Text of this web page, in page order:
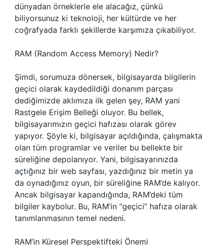
dünyadan örneklerle ele alacağız, çünkü
biliyorsunuz ki teknoloji, her kültürde ve her
coğrafyada farklı şekillerde karşımıza çıkabiliyor.
RAM (Random Access Memory) Nedir?
Şimdi, sorumuza dönersek, bilgisayarda bilgilerin
geçici olarak kaydedildiği donanım parçası
dediğimizde aklımıza ilk gelen şey, RAM yani
Rastgele Erişim Belleği oluyor. Bu bellek,
bilgisayarımızın geçici hafızası olarak görev
yapıyor. Şöyle ki, bilgisayar açıldığında, çalışmakta
olan tüm programlar ve veriler bu bellekte bir
süreliğine depolanıyor. Yani, bilgisayarınızda
açtığınız bir web sayfası, yazdığınız bir metin ya
da oynadığınız oyun, bir süreliğine RAM’de kalıyor.
Ancak bilgisayar kapandığında, RAM’deki tüm
bilgiler kaybolur. Bu, RAM’in “geçici” hafıza olarak
tanımlanmasının temel nedeni.
RAM’in Küresel Perspektifteki Önemi